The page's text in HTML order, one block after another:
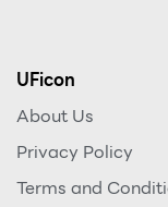
UFicon
About Us
Privacy Policy
Terms and